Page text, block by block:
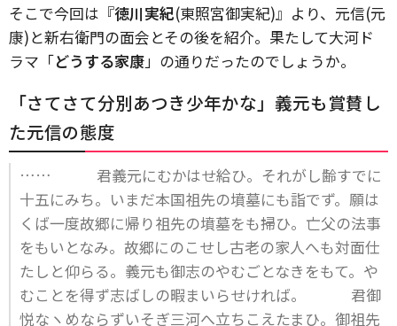
そこで今回は『徳川実紀(東照宮御実紀)』より、元信(元
康)と新右衛門の面会とその後を紹介。果たして大河ド
ラマ「どうする家康」の通りだったのでしょうか。
「さてさて分別あつき少年かな」義元も賞賛し
た元信の態度
…… 君義元にむかはせ給ひ。それがし齢すでに
十五にみち。いまだ本国祖先の墳墓にも詣でず。願は
くば一度故郷に帰り祖先の墳墓をも掃ひ。亡父の法事
をもいとなみ。故郷にのこせし古老の家人へも対面仕
たしと仰らる。義元も御志のやむごとなきをもて。や
むことを得ず志ばしの暇まいらせければ。 君御
悦なヽめならずいそぎ三河へ立ちこえたまひ。御祖先